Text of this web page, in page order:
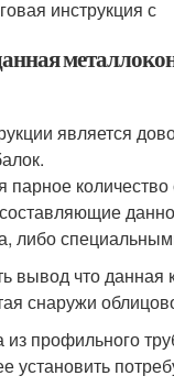
инструкция с
является
парное
либо
что данная
снаружи
профильного
установить